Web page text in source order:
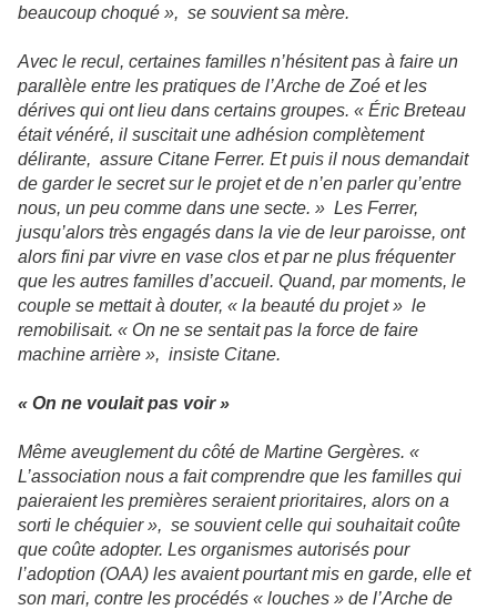
beaucoup choqué », se souvient sa mère.
Avec le recul, certaines familles n’hésitent pas à faire un
parallèle entre les pratiques de l’Arche de Zoé et les
dérives qui ont lieu dans certains groupes. « Éric Breteau
était vénéré, il suscitait une adhésion complètement
délirante, assure Citane Ferrer. Et puis il nous demandait
de garder le secret sur le projet et de n’en parler qu’entre
nous, un peu comme dans une secte. » Les Ferrer,
jusqu’alors très engagés dans la vie de leur paroisse, ont
alors fini par vivre en vase clos et par ne plus fréquenter
que les autres familles d’accueil. Quand, par moments, le
couple se mettait à douter, « la beauté du projet » le
remobilisait. « On ne se sentait pas la force de faire
machine arrière », insiste Citane.
« On ne voulait pas voir »
Même aveuglement du côté de Martine Gergères. «
L’association nous a fait comprendre que les familles qui
paieraient les premières seraient prioritaires, alors on a
sorti le chéquier », se souvient celle qui souhaitait coûte
que coûte adopter. Les organismes autorisés pour
l’adoption (OAA) les avaient pourtant mis en garde, elle et
son mari, contre les procédés « louches » de l’Arche de